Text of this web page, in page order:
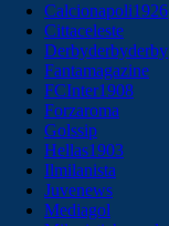
Calcionapoli1926
Cittaceleste
Derbyderbyderby
Fantamagazine
FCInter1908
Forzaroma
Golssip
Hellas1903
Ilmilanista
Juvenews
Mediagol